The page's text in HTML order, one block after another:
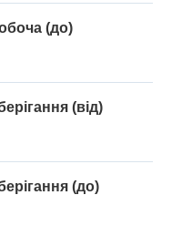
(до)
(від)
(до)